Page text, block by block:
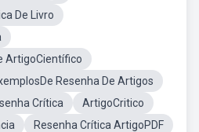
De Livro
ArtigoCientífico
Resenha De Artigos
Crítica
ArtigoCritico
Resenha Crítica ArtigoPDF